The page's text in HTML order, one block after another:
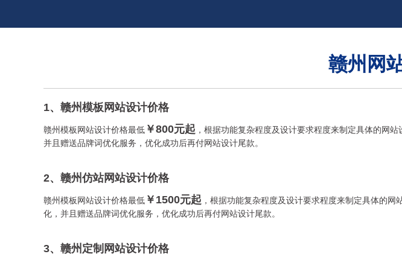
赣州网
1、赣州模板网站设计价格
赣州模板网站设计价格最低 ￥800元起 ，根据功能复杂程度及设计要求程度来制定具体的网
并且赠送品牌词优化服务，优化成功后再付网站设计尾款。
2、赣州仿站网站设计价格
赣州模板网站设计价格最低 ￥1500元起 ，根据功能复杂程度及设计要求程度来制定具体的
化，并且赠送品牌词优化服务，优化成功后再付网站设计尾款。
3、赣州定制网站设计价格